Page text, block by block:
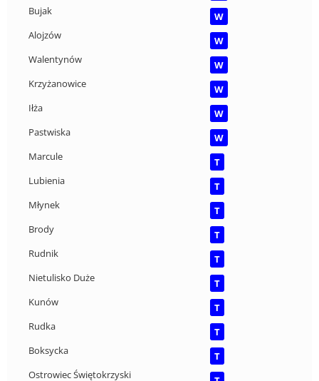
Bujak
W
Alojzów
W
Walentynów
W
Krzyżanowice
W
Iłża
W
Pastwiska
W
Marcule
T
Lubienia
T
Młynek
T
Brody
T
Rudnik
T
Nietulisko Duże
T
Kunów
T
Rudka
T
Boksycka
T
Ostrowiec Świętokrzyski